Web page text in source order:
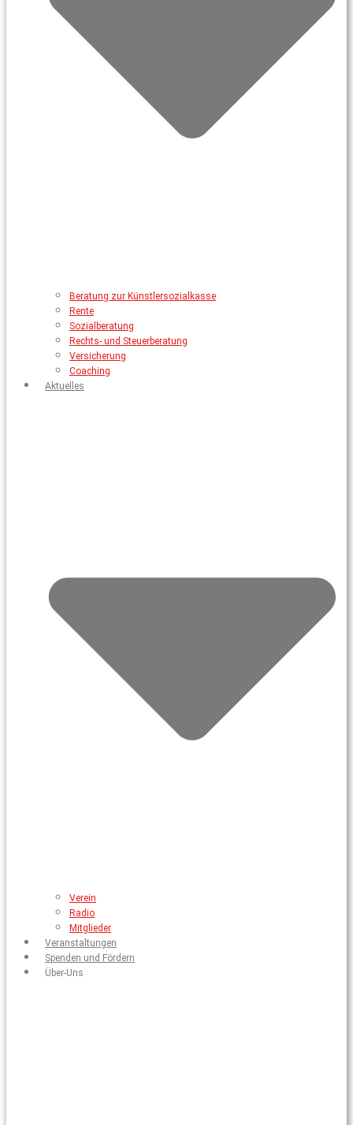
Beratung zur Künstlersozialkasse
Rente
Sozialberatung
Rechts- und Steuerberatung
Versicherung
Coaching
Aktuelles
Verein
Radio
Mitglieder
Veranstaltungen
Spenden und Fördern
Über-Uns